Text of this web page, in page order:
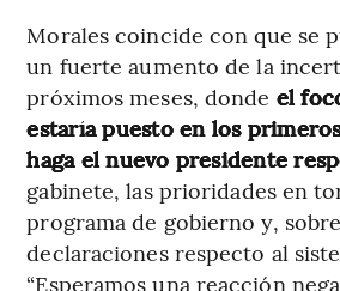
Morales coincide con que se
un fuerte aumento de la
próximos meses, donde el
estaría puesto en los
haga el nuevo presidente
gabinete, las prioridades en
programa de gobierno y,
declaraciones respecto al
“Esperamos una reacción